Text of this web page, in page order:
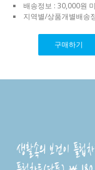
배송정보 : 30,000원
지역별/상품개별배송
구매하기